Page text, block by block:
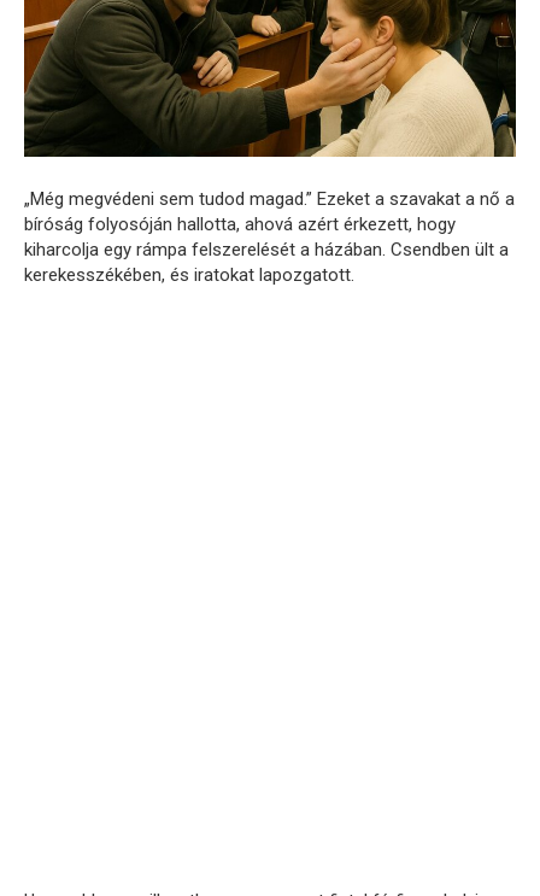
„Még megvédeni sem tudod magad.” Ezeket a szavakat a nő a
bíróság folyosóján hallotta, ahová azért érkezett, hogy
kiharcolja egy rámpa felszerelését a házában. Csendben ült a
kerekesszékében, és iratokat lapozgatott.